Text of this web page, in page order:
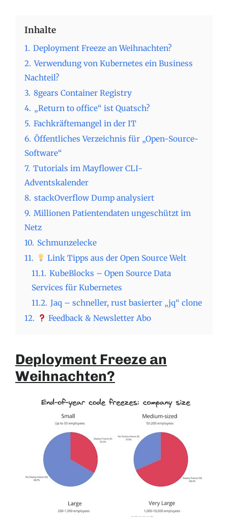
Inhalte
1. Deployment Freeze an Weihnachten?
2. Verwendung von Kubernetes ein Business
Nachteil?
3. 8gears Container Registry
4. „Return to office“ ist Quatsch?
5. Fachkräftemangel in der IT
6. Öffentliches Verzeichnis für „Open-Source-
Software“
7. Tutorials im Mayflower CLI-
Adventskalender
8. stackOverflow Dump analysiert
9. Millionen Patientendaten ungeschützt im
Netz
10. Schmunzelecke
11.
Link Tipps aus der Open Source Welt
11.1. KubeBlocks – Open Source Data
Services für Kubernetes
11.2. Jaq – schneller, rust basierter „jq“ clone
12.
Feedback & Newsletter Abo
Deployment Freeze an
Weihnachten?